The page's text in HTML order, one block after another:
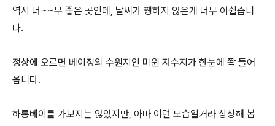
역시 너~~무 좋은 곳인데, 날씨가 쨍하지 않은게 너무 아쉽습니
다.
정상에 오르면 베이징의 수원지인 미윈 저수지가 한눈에 쫙 들어
옵니다.
하롱베이를 가보지는 않았지만, 아마 이런 모습일거라 상상해 봅